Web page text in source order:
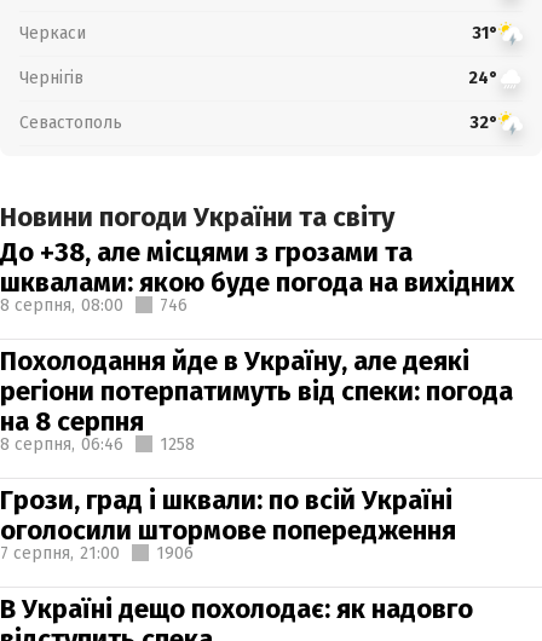
Черкаси 31°
Чернігів 24°
Севастополь 32°
Новини погоди України та світу
До +38, але місцями з грозами та
шквалами: якою буде погода на вихідних
8 серпня, 08:00 746
Похолодання йде в Україну, але деякі
регіони потерпатимуть від спеки: погода
на 8 серпня
8 серпня, 06:46 1258
Грози, град і шквали: по всій Україні
оголосили штормове попередження
7 серпня, 21:00 1906
В Україні дещо похолодає: як надовго